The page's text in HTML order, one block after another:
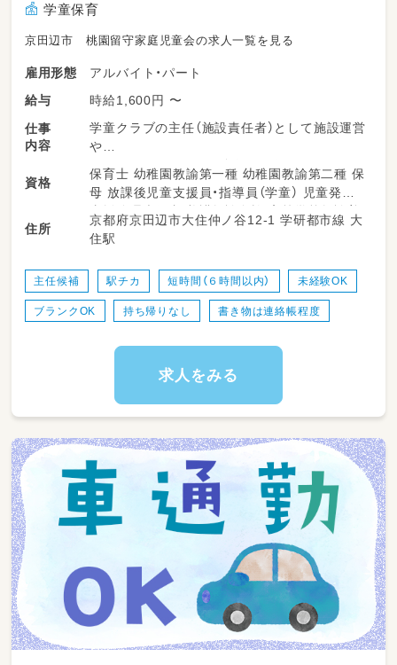
学童保育
京田辺市 桃園留守家庭児童会の求人一覧を見る
雇用形態
アルバイト・パート
給与
時給1,600円 〜
仕事
内容
学童クラブの主任（施設責任者）として施設運営
や
子どもたちのサポート全般をお任せします。
・ 放課後の児童の見守りやお迎え
・室内遊びや外遊びの安全管理サポート
・季節ごとのイベントやプログラムの企画、運営
・ 一緒に働くスタッフへの指導や日常のサポー
ト
・施設運営に関わる簡単な事務作業
資格
保育士 幼稚園教諭第一種 幼稚園教諭第二種 保
母 放課後児童支援員・指導員（学童） 児童発達
支援管理責任者 養護教諭免許 高等学校教諭普
通免許 中学校教諭普通免許 小学校教諭普通免
住所
京都府京田辺市大住仲ノ谷12-1 学研都市線 大
住駅
主任候補 駅チカ 短時間（６時間以内） 未経験OK
ブランクOK 持ち帰りなし 書き物は連絡帳程度
求人をみる